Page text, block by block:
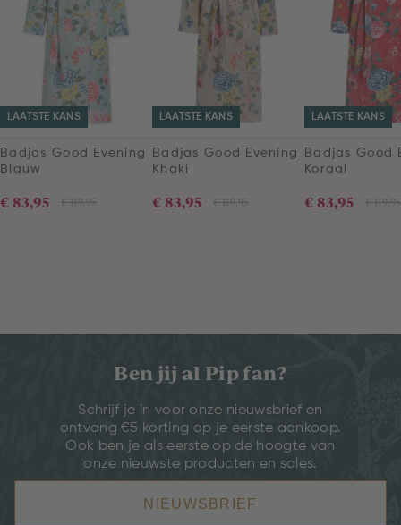
LAATSTE KANS
Badjas Good Evening
Blauw
€ 119,95
€ 83,95
LAATSTE KANS
Badjas Good Evening
Khaki
€ 119,95
€ 83,95
LAATSTE KANS
Badjas Good
Koraal
€ 119,95
€ 83,95
Ben jij al Pip fan?
Schrijf je in voor onze nieuwsbrief en
ontvang €5 korting op je eerste aankoop.
Ook ben je als eerste op de hoogte van
onze nieuwste producten en sales.
NIEUWSBRIEF